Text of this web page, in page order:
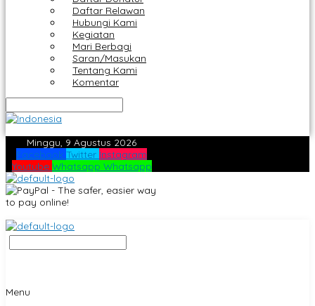
Daftar Relawan
Hubungi Kami
Kegiatan
Mari Berbagi
Saran/Masukan
Tentang Kami
Komentar
Minggu, 9 Agustus 2026
Facebook Twitter Instagram
Youtube Whatsapp Whatsapp
Menu